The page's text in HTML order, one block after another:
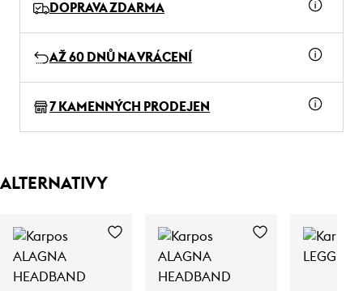
DOPRAVA ZDARMA
AŽ 60 DNŮ NA VRÁCENÍ
7 KAMENNÝCH PRODEJEN
ALTERNATIVY